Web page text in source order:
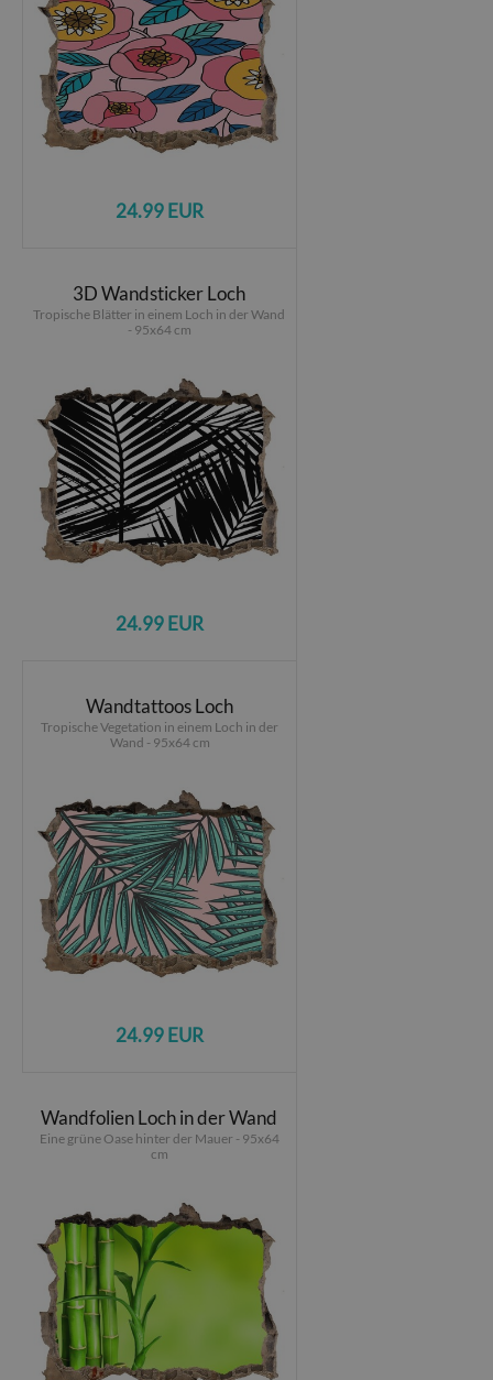
24.99 EUR
3D Wandsticker Loch
Tropische Blätter in einem Loch in der Wand
- 95x64 cm
24.99 EUR
Wandtattoos Loch
Tropische Vegetation in einem Loch in der
Wand - 95x64 cm
24.99 EUR
Wandfolien Loch in der Wand
Eine grüne Oase hinter der Mauer - 95x64
cm